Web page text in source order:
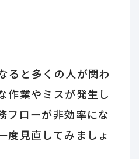
ると多くの人が関わ
作業やミスが発生し
フローが非効率にな
度見直してみましょ